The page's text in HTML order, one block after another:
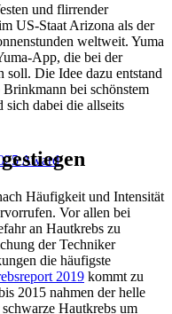
Award
und flirrender
US-Staat Arizona als der
weltweit. Yuma
App, die bei der
soll. Die Idee dazu entstand
bei schönstem
sich dabei die allseits
Häufigkeit und Intensität
Vor allen bei
an Hautkrebs zu
der Techniker
die häufigste
2019 kommt zu
2015 nahmen der helle
Hautkrebs um